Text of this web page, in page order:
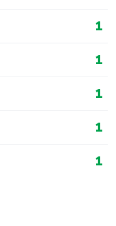
1
1
1
1
1